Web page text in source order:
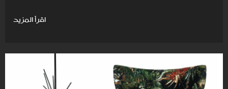
اقرأ المزيد